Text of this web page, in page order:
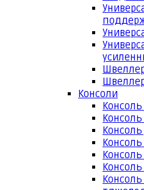
Консоли
Консоль